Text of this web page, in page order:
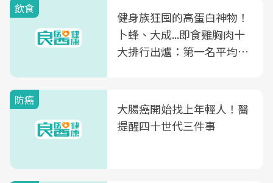
飲食
健身族狂囤的高蛋白神物！
卜蜂、大成...即食雞胸肉十
大排行出爐：第一名平均一
防癌
大腸癌開始找上年輕人！醫
提醒四十世代三件事